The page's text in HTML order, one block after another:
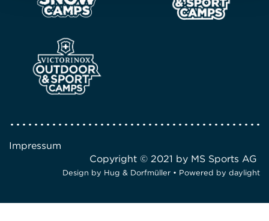
Impressum
Copyright © 2021 by MS Sports AG
Design by Hug & Dorfmüller • Powered by daylight